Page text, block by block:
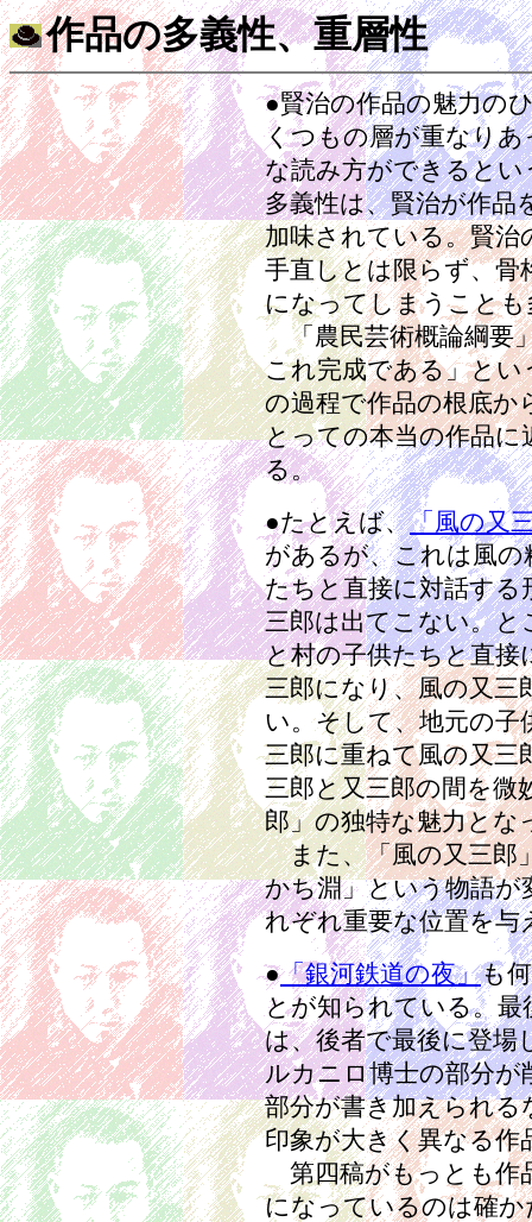
作品の多義性、重層性
●賢治の作品の魅力の
くつもの層が重なり
な読み方ができると
多義性は、賢治が作品
加味されている。賢治
手直しとは限らず、
になってしまうことも
「農民芸術概論綱要
これ完成である」と
の過程で作品の根底か
とっての本当の作品
る。
●たとえば、「風の又
があるが、これは風
たちと直接に対話する
三郎は出てこない。と
と村の子供たちと直接
三郎になり、風の又三
い。そして、地元の子
三郎に重ねて風の又三
三郎と又三郎の間を微
郎」の独特な魅力とな
また、「風の又三郎
かち淵」という物語
れぞれ重要な位置を与
●「銀河鉄道の夜」も
とが知られている。
は、後者で最後に登
ルカニロ博士の部分が
部分が書き加えられ
印象が大きく異なる作
第四稿がもっとも作
になっているのは確か